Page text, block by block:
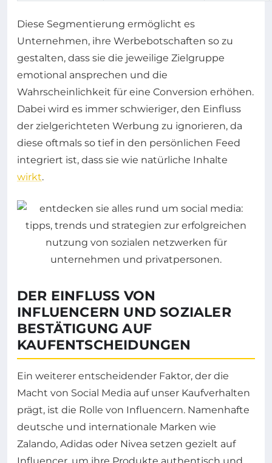
Diese Segmentierung ermöglicht es
Unternehmen, ihre Werbebotschaften so zu
gestalten, dass sie die jeweilige Zielgruppe
emotional ansprechen und die
Wahrscheinlichkeit für eine Conversion erhöhen.
Dabei wird es immer schwieriger, den Einfluss
der zielgerichteten Werbung zu ignorieren, da
diese oftmals so tief in den persönlichen Feed
integriert ist, dass sie wie natürliche Inhalte
wirkt.
DER EINFLUSS VON
INFLUENCERN UND SOZIALER
BESTÄTIGUNG AUF
KAUFENTSCHEIDUNGEN
Ein weiterer entscheidender Faktor, der die
Macht von Social Media auf unser Kaufverhalten
prägt, ist die Rolle von Influencern. Namenhafte
deutsche und internationale Marken wie
Zalando, Adidas oder Nivea setzen gezielt auf